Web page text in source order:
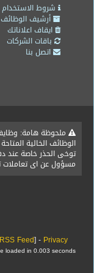
المدونة
شروط الاستخدام
أرشيف الوظائف
ايقاف اعلاناتك
باقات الشركات
اتصل بنا
ملحوظة هامة:
الوظائف الخالية
توخى الحذر خاصة عند
مسؤول عن اى تعاملات
RSS Feed] - Privacy
loaded in 0.003 seconds